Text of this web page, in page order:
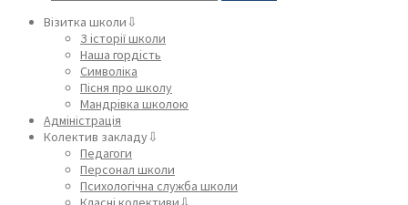
Візитка школи⇩
З історії школи
Наша гордість
Символіка
Пісня про школу
Мандрівка школою
Адміністрація
Колектив закладу⇩
Педагоги
Персонал школи
Психологічна служба школи